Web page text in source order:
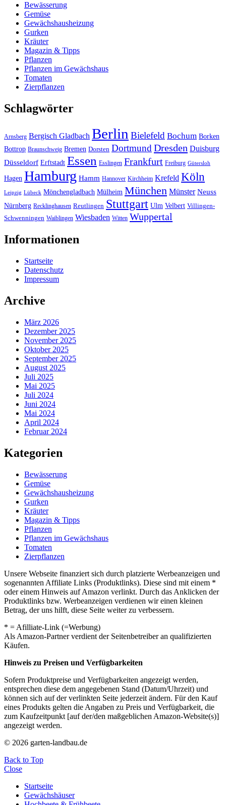
Bewässerung
Gemüse
Gewächshausheizung
Gurken
Kräuter
Magazin & Tipps
Pflanzen
Pflanzen im Gewächshaus
Tomaten
Zierpflanzen
Schlagwörter
Arnsberg Bergisch Gladbach Berlin Bielefeld Bochum Borken
Bottrop Braunschweig Bremen Dorsten Dortmund Dresden Duisburg
Düsseldorf Erftstadt Essen Esslingen Frankfurt Freiburg Gütersloh
Hagen Hamburg Hamm Hannover Kirchheim Krefeld Köln
Leipzig Lübeck Mönchengladbach Mülheim München Münster Neuss
Nürnberg Recklinghausen Reutlingen Stuttgart Ulm Velbert Villingen-
Schwenningen Waiblingen Wiesbaden Witten Wuppertal
Informationen
Startseite
Datenschutz
Impressum
Archive
März 2026
Dezember 2025
November 2025
Oktober 2025
September 2025
August 2025
Juli 2025
Mai 2025
Juli 2024
Juni 2024
Mai 2024
April 2024
Februar 2024
Kategorien
Bewässerung
Gemüse
Gewächshausheizung
Gurken
Kräuter
Magazin & Tipps
Pflanzen
Pflanzen im Gewächshaus
Tomaten
Zierpflanzen
Unsere Webseite finanziert sich durch platzierte Werbeanzeigen und
sogenannten Affiliate Links (Produktlinks). Diese sind mit einem *
oder einem Hinweis auf Amazon verlinkt. Durch das Anklicken der
Produktlinks bzw. Werbeanzeigen verdienen wir einen kleinen
Betrag, der uns hilft, diese Seite weiter zu verbessern.
* = Afilliate-Link (=Werbung)
Als Amazon-Partner verdient der Seitenbetreiber an qualifizierten
Käufen.
Hinweis zu Preisen und Verfügbarkeiten
Sofern Produktpreise und Verfügbarkeiten angezeigt werden,
entsprechen diese dem angegebenen Stand (Datum/Uhrzeit) und
können sich auf der verlinkten Seite jederzeit ändern. Für den Kauf
eines Produkts gelten die Angaben zu Preis und Verfügbarkeit, die
zum Kaufzeitpunkt [auf der/den maßgeblichen Amazon-Website(s)]
angezeigt werden.
© 2026 garten-landbau.de
Back to Top
Close
Startseite
Gewächshäuser